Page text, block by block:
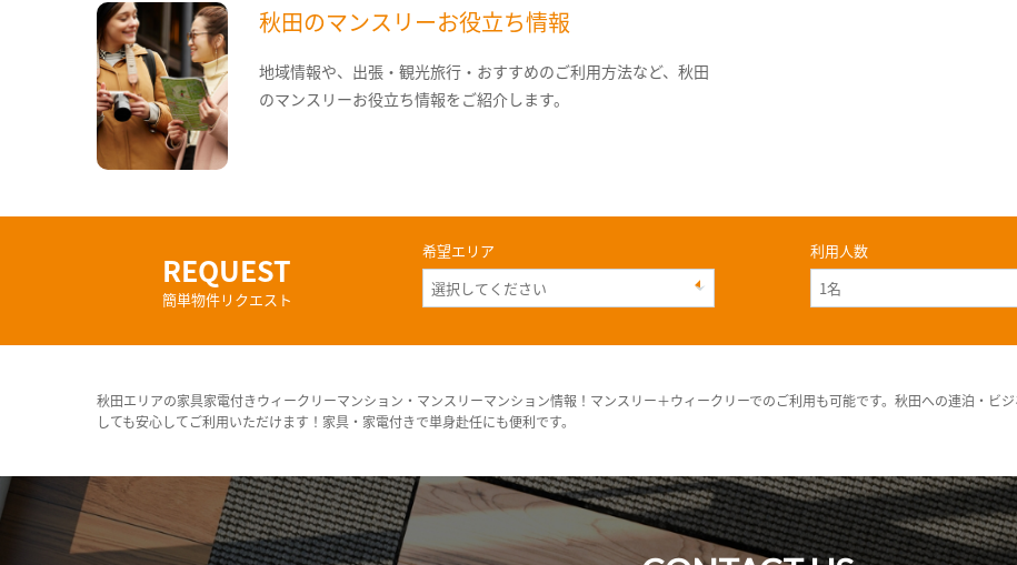
秋田のマンスリーお役立ち情報
地域情報や、出張・観光旅行・おすすめのご利用方法など、秋田
のマンスリーお役立ち情報をご紹介します。
REQUEST
簡単物件リクエスト
希望エリア 利用人数
秋田エリアの家具家電付きウィークリーマンション・マンスリーマンション情報！マンスリー＋ウィークリーでのご利用も可能です。秋田への連泊・ビ
しても安心してご利用いただけます！家具・家電付きで単身赴任にも便利です。